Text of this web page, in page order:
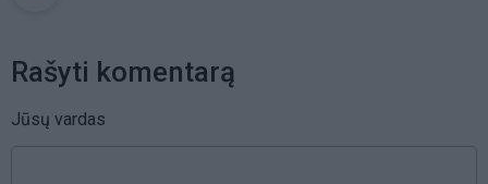
Rašyti komentarą
Jūsų vardas